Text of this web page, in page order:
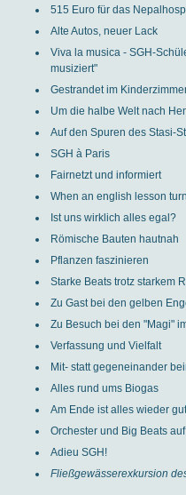
515 Euro für das
Alte Autos, neuer Lack
Viva la musica - SGH-
musiziert"
Gestrandet im
Um die halbe Welt nach
Auf den Spuren des Stasi-
SGH à Paris
Fairnetzt und informiert
When an english lesson
Ist uns wirklich alles egal?
Römische Bauten hautnah
Pflanzen faszinieren
Starke Beats trotz starkem
Zu Gast bei den gelben
Zu Besuch bei den "Magi"
Verfassung und Vielfalt
Mit- statt gegeneinander
Alles rund ums Biogas
Am Ende ist alles wieder gut
Orchester und Big Beats
Adieu SGH!
Fließgewässerexkursion